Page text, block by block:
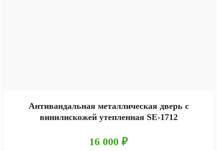
Антивандальная металлическая дверь с
винилискожей утепленная SE-1712
16 000 ₽